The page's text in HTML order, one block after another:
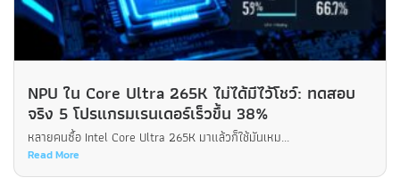
NPU ใน Core Ultra 265K ไม่ได้มีไว้โชว์: ทดสอบ
จริง 5 โปรแกรมเรนเดอร์เร็วขึ้น 38%
หลายคนซื้อ Intel Core Ultra 265K มาแล้วก็ใช้มันเหม...
Read More